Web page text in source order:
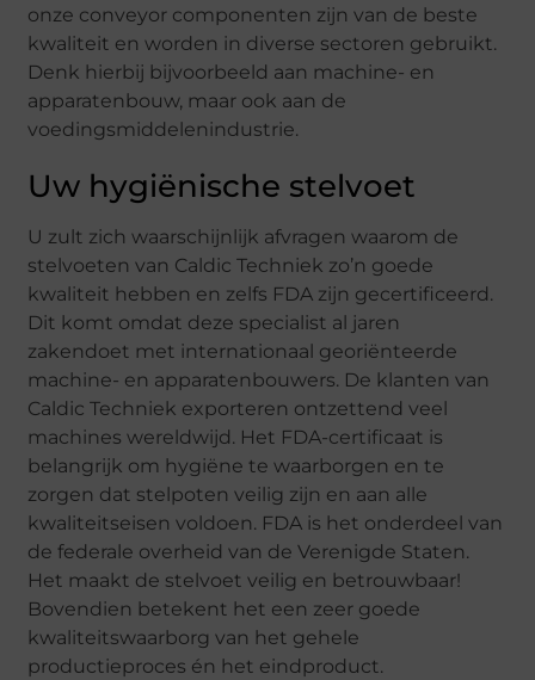
onze conveyor componenten zijn van de beste
kwaliteit en worden in diverse sectoren gebruikt.
Denk hierbij bijvoorbeeld aan machine- en
apparatenbouw, maar ook aan de
voedingsmiddelenindustrie.
Uw hygiënische stelvoet
U zult zich waarschijnlijk afvragen waarom de
stelvoeten van Caldic Techniek zo’n goede
kwaliteit hebben en zelfs FDA zijn gecertificeerd.
Dit komt omdat deze specialist al jaren
zakendoet met internationaal georiënteerde
machine- en apparatenbouwers. De klanten van
Caldic Techniek exporteren ontzettend veel
machines wereldwijd. Het FDA-certificaat is
belangrijk om hygiëne te waarborgen en te
zorgen dat stelpoten veilig zijn en aan alle
kwaliteitseisen voldoen. FDA is het onderdeel van
de federale overheid van de Verenigde Staten.
Het maakt de stelvoet veilig en betrouwbaar!
Bovendien betekent het een zeer goede
kwaliteitswaarborg van het gehele
productieproces én het eindproduct.